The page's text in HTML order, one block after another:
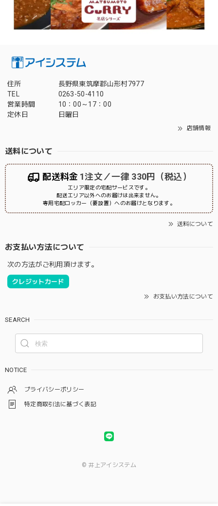
住所
長野県東筑摩郡山形村7977
TEL
0263-50-4110
営業時間
10：00～17：00
定休日
日曜日
店舗情報
送料について
配送料金 1注文／一律 330円（税込）
エリア限定の宅配サービスです。
配送エリア以外へのお届けは出来ません。
専用宅配ロッカー（要設置）へのお届けとなります。
送料について
お支払い方法について
次の方法がご利用頂けます。
クレジットカード
お支払い方法について
SEARCH
NOTICE
プライバシーポリシー
特定商取引法に基づく表記
© 井上アイシステム